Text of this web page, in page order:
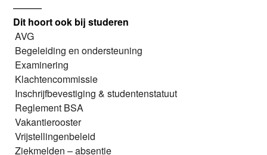
———
Dit hoort ook bij studeren
AVG
Begeleiding en ondersteuning
Examinering
Klachtencommissie
Inschrijfbevestiging & studentenstatuut
Reglement BSA
Vakantierooster
Vrijstellingenbeleid
Ziekmelden – absentie